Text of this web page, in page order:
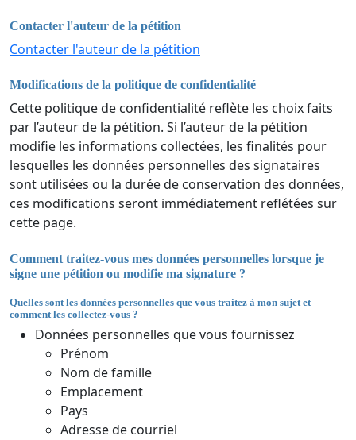
Contacter l'auteur de la pétition
Contacter l'auteur de la pétition
Modifications de la politique de confidentialité
Cette politique de confidentialité reflète les choix faits
par l’auteur de la pétition. Si l’auteur de la pétition
modifie les informations collectées, les finalités pour
lesquelles les données personnelles des signataires
sont utilisées ou la durée de conservation des données,
ces modifications seront immédiatement reflétées sur
cette page.
Comment traitez-vous mes données personnelles lorsque je
signe une pétition ou modifie ma signature ?
Quelles sont les données personnelles que vous traitez à mon sujet et
comment les collectez-vous ?
Données personnelles que vous fournissez
Prénom
Nom de famille
Emplacement
Pays
Adresse de courriel